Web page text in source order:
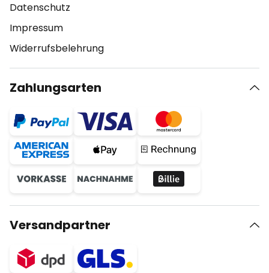
Datenschutz
Impressum
Widerrufsbelehrung
Zahlungsarten
Versandpartner